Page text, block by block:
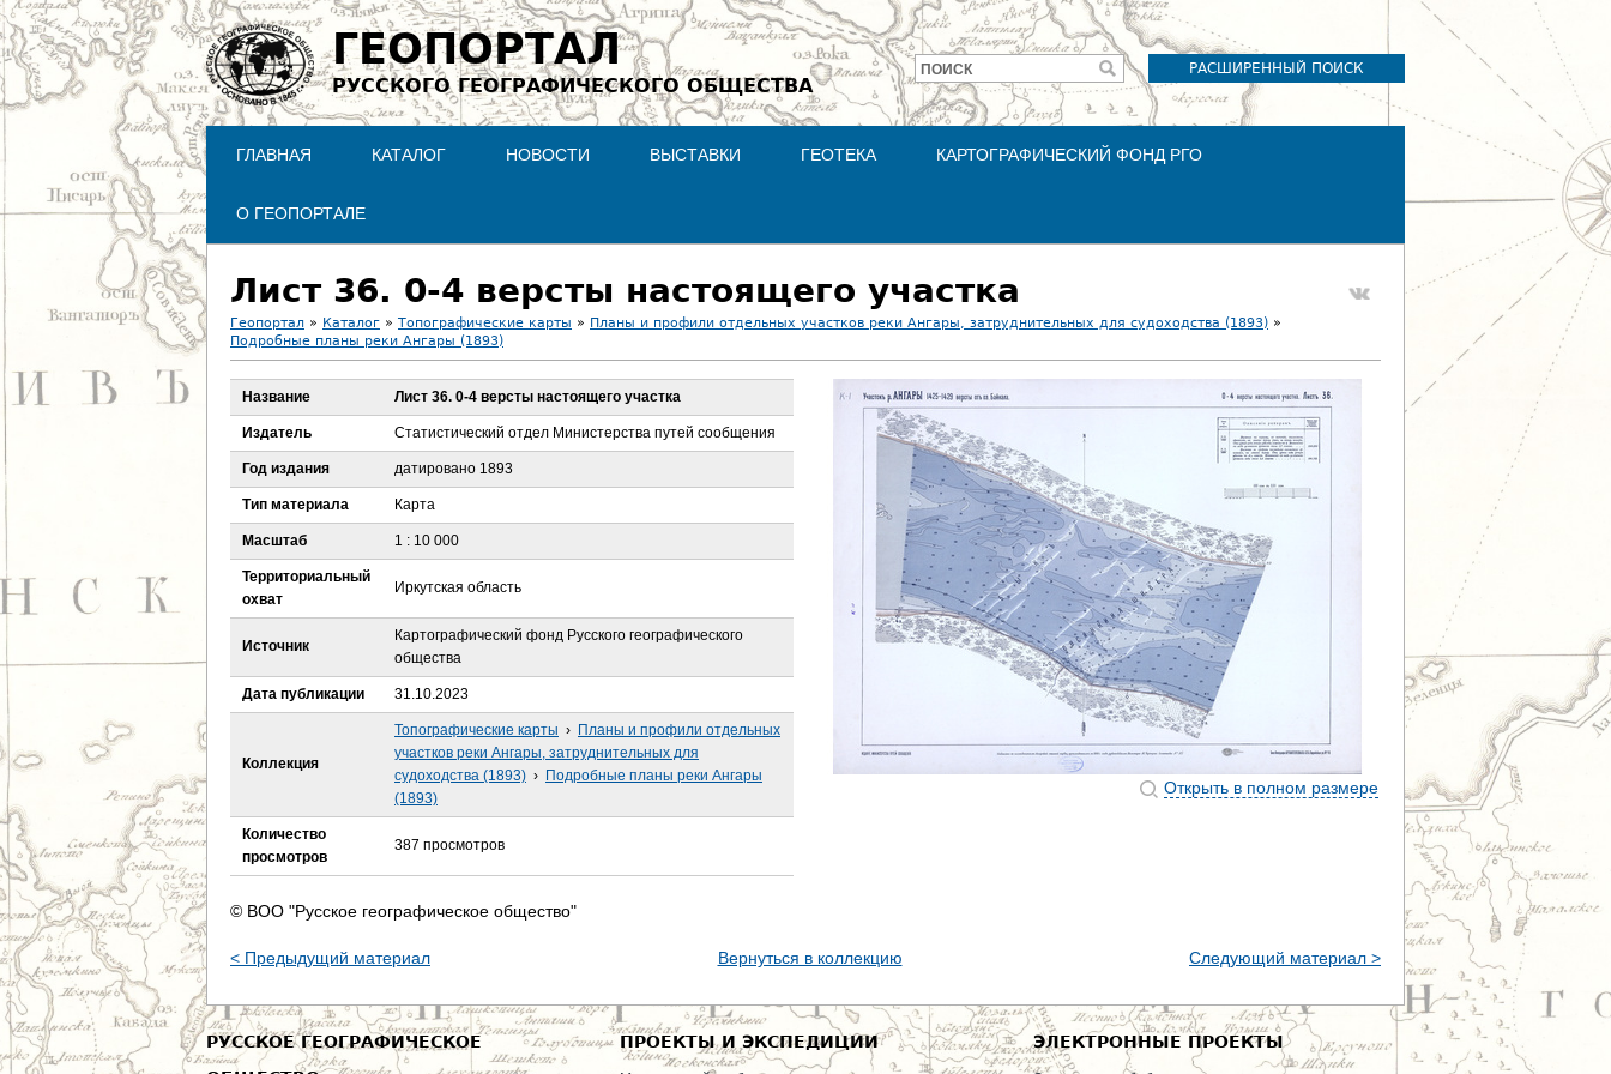
Jump to navigation
ГЕОПОРТАЛ
РУССКОГО ГЕОГРАФИЧЕСКОГО ОБЩЕСТВА
РАСШИРЕННЫЙ ПОИСК
Форма
поиска
ПОИСК
ГЛАВНАЯ КАТАЛОГ НОВОСТИ ВЫСТАВКИ ГЕОТЕКА КАРТОГРАФИЧЕСКИЙ ФОНД РГО
О ГЕОПОРТАЛЕ
Лист 36. 0-4 версты настоящего участка
В
ы
з
д
е
с
ь
Геопортал » Каталог » Топографические карты » Планы и профили отдельных участков реки Ангары, затруднительных для судоходства (1893) »
Подробные планы реки Ангары (1893)
Открыть в полном размере
Название Лист 36. 0-4 версты настоящего участка
Издатель Статистический отдел Министерства путей сообщения
Год издания датировано 1893
Тип материала Карта
Масштаб 1 : 10 000
Территориальный
охват
Иркутская область
Источник
Картографический фонд Русского географического
общества
Дата публикации 31.10.2023
Коллекция
Топографические карты › Планы и профили отдельных
участков реки Ангары, затруднительных для
судоходства (1893) › Подробные планы реки Ангары
(1893)
Количество
просмотров
387 просмотров
© ВОО "Русское географическое общество"
< Предыдущий материал Вернуться в коллекцию Следующий материал >
РУССКОЕ ГЕОГРАФИЧЕСКОЕ
ПРОЕКТЫ И ЭКСПЕДИЦИИ ЭЛЕКТРОННЫЕ ПРОЕКТЫ